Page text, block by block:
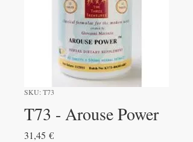
SKU: T73
T73 - Arouse Power
31,45 €Preço